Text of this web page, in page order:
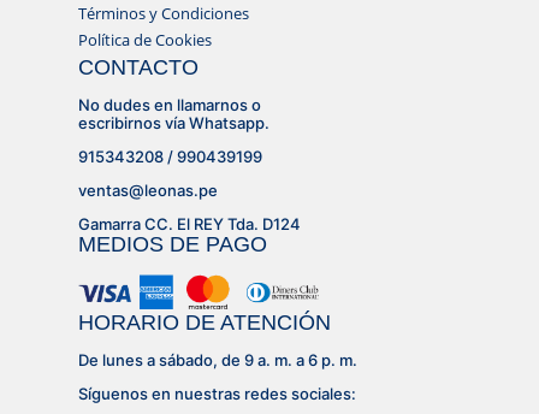
Términos y Condiciones
Política de Cookies
CONTACTO
No dudes en llamarnos o
escribirnos vía Whatsapp.
915343208 / 990439199
ventas@leonas.pe
Gamarra CC. El REY Tda. D124
MEDIOS DE PAGO
HORARIO DE ATENCIÓN
De lunes a sábado, de 9 a. m. a 6 p. m.
Síguenos en nuestras redes sociales: